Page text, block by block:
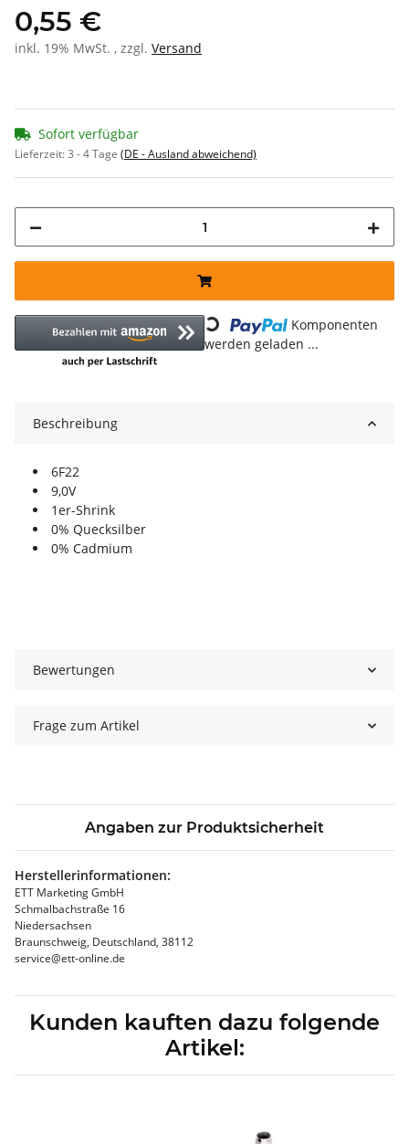
0,55 €
inkl. 19% MwSt. , zzgl. Versand
Sofort verfügbar
Lieferzeit:3 - 4 Tage (DE - Ausland abweichend)
Loading...
Komponenten
werden geladen ...
Beschreibung
6F22
9,0V
1er-Shrink
0% Quecksilber
0% Cadmium
Bewertungen
Frage zum Artikel
Angaben zur Produktsicherheit
Herstellerinformationen:
ETT Marketing GmbH
Schmalbachstraße 16
Niedersachsen
Braunschweig, Deutschland, 38112
service@ett-online.de
Kunden kauften dazu folgende
Artikel: